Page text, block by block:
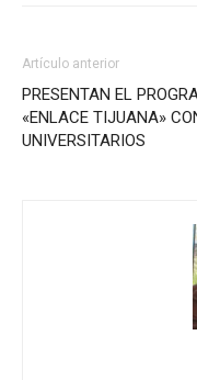
Artículo anterior
PRESENTAN EL
«ENLACE TIJUANA»
UNIVERSITARIOS